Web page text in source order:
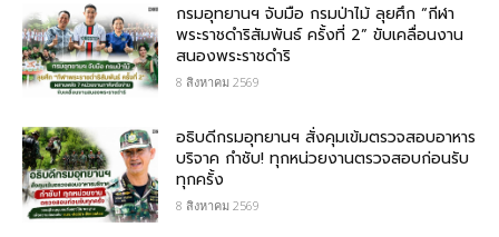
กรมอุทยานฯ จับมือ กรมป่าไม้ ลุยศึก “กีฬา
พระราชดำริสัมพันธ์ ครั้งที่ 2” ขับเคลื่อนงาน
สนองพระราชดำริ
8 สิงหาคม 2569
อธิบดีกรมอุทยานฯ สั่งคุมเข้มตรวจสอบอาหาร
บริจาค​ กำชับ! ทุกหน่วยงานตรวจสอบก่อนรับ
ทุกครั้ง
8 สิงหาคม 2569